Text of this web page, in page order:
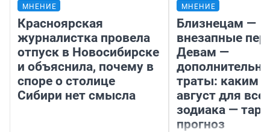
МНЕНИЕ
Красноярская
журналистка провела
отпуск в Новосибирске
и объяснила, почему в
споре о столице
Сибири нет смысла
МНЕНИЕ
Близнецам —
внезапные
Девам —
траты: каким
август для
зодиака —
прогноз